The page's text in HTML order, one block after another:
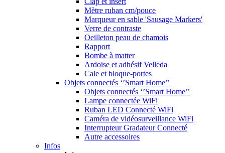
Mètre ruban cm/pouce
Marqueur en sable 'Sausage Markers'
Verre de contraste
Oeilleton peau de chamois
Rapport
Bombe à matter
Ardoise et adhésif Velleda
Cale et bloque-portes
Objets connectés ‘’Smart Home’’
Objets connectés ‘’Smart Home’’
Lampe connectée WiFi
Ruban LED Connecté WiFi
Caméra de vidéosurveillance WiFi
Interrupteur Gradateur Connecté
Autre accessoires
Infos